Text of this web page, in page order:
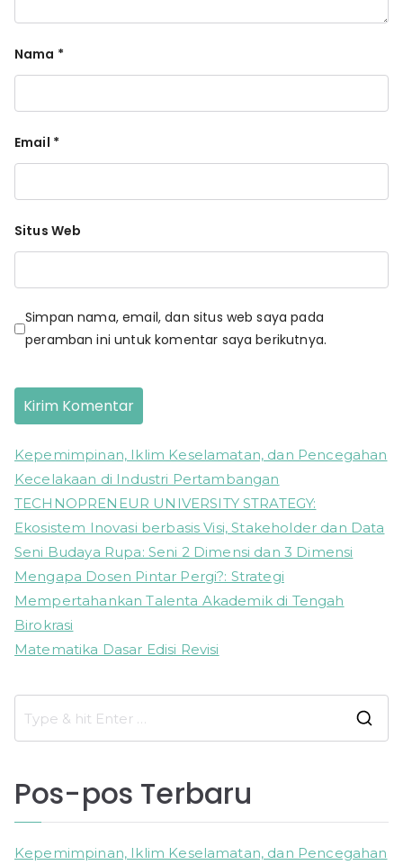
Nama *
Email *
Situs Web
Simpan nama, email, dan situs web saya pada
peramban ini untuk komentar saya berikutnya.
Kepemimpinan, Iklim Keselamatan, dan Pencegahan
Kecelakaan di Industri Pertambangan
TECHNOPRENEUR UNIVERSITY STRATEGY:
Ekosistem Inovasi berbasis Visi, Stakeholder dan Data
Seni Budaya Rupa: Seni 2 Dimensi dan 3 Dimensi
Mengapa Dosen Pintar Pergi?: Strategi
Mempertahankan Talenta Akademik di Tengah
Birokrasi
Matematika Dasar Edisi Revisi
c
Pos-pos Terbaru
Kepemimpinan, Iklim Keselamatan, dan Pencegahan